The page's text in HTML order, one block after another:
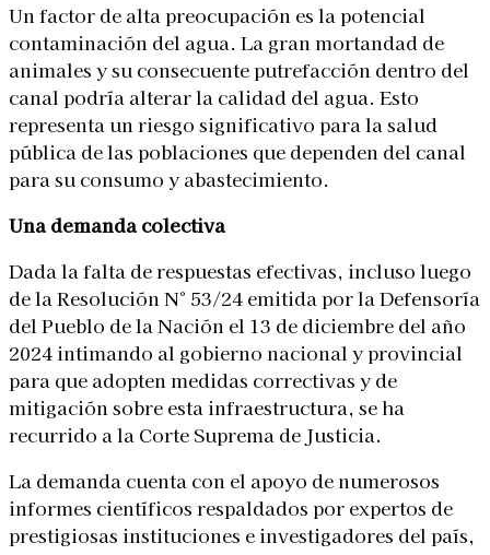
Un factor de alta preocupación es lapotencial
contaminación del agua. La gran mortandad de
animales y su consecuente putrefacción dentro del
canal podría alterar la calidad del agua. Esto
representa un riesgo significativo para lasalud
pública de las poblaciones que dependen del canal
para su consumo y abastecimiento.
Una demanda colectiva
Dada la falta de respuestas efectivas, incluso luego
de laResolución N° 53/24 emitida por la Defensoría
del Pueblo de la Nación el 13 de diciembre del año
2024 intimando al gobierno nacional y provincial
para que adopten medidas correctivas y de
mitigación sobre esta infraestructura, se ha
recurrido a la Corte Suprema de Justicia.
La demanda cuenta con el apoyo de numerosos
informes científicos respaldados por expertos de
prestigiosas instituciones e investigadores del país,